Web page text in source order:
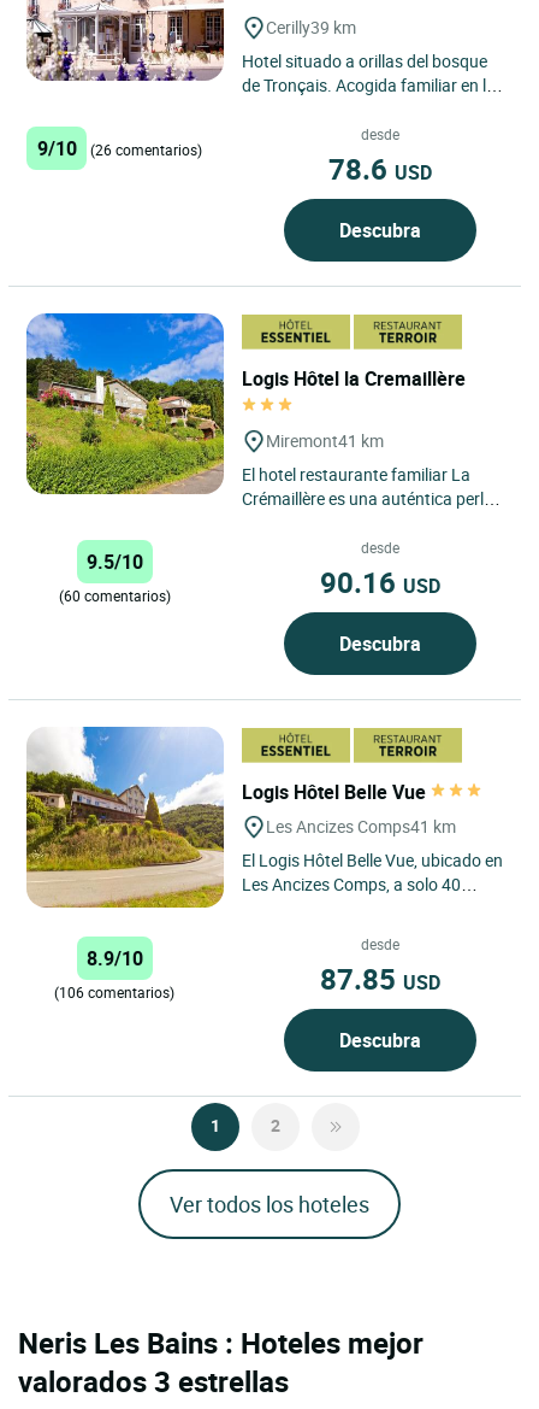
Cerilly39 km
Hotel situado a orillas del bosque
de Tronçais. Acogida familiar en la
descubrir las distintas...
9/10 (26 comentarios)
desde
78.6 USD
Descubra
Logis Hôtel la Cremaillère
Miremont41 km
El hotel restaurante familiar La
Crémaillère es una auténtica perla
Natura 2000, en el...
9.5/10
(60 comentarios)
desde
90.16 USD
Descubra
Logis Hôtel Belle Vue
Les Ancizes Comps41 km
El Logis Hôtel Belle Vue, ubicado en
Les Ancizes Comps, a solo 40
8.9/10
(106 comentarios)
desde
87.85 USD
Descubra
1 2
Ver todos los hoteles
Neris Les Bains : Hoteles mejor
valorados 3 estrellas